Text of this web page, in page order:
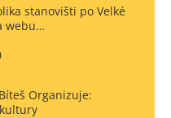
stanovišti po Velké
webu…
Organizuje: